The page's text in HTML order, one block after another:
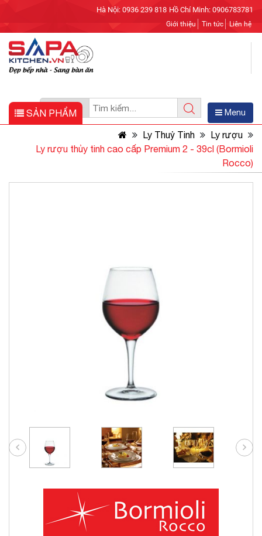
Hà Nội: 0936 239 818 Hồ Chí Minh: 0906783781
Giới thiệu Tin tức Liên hệ
SẢN PHẨM Menu
Ly Thuỷ Tinh
Ly rượu
Ly rượu thủy tinh cao cấp Premium 2 - 39cl (Bormioli
Rocco)